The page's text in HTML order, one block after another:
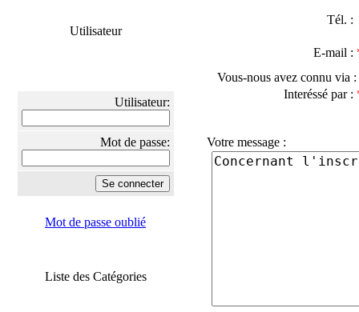
Utilisateur
Utilisateur:
Mot de passe:
Mot de passe oublié
Liste des Catégories
Tél.
E-mail :
Vous-nous avez connu via
Interéssé par :
Votre message :